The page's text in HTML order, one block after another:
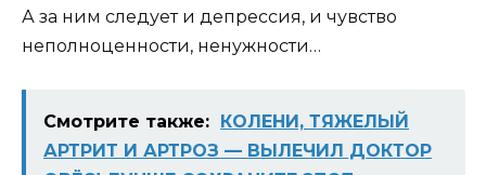
А за ним следует и депрессия, и чувство
неполноценности, ненужности…
Смотрите также:
КОЛЕНИ, ТЯЖЕЛЫЙ
АРТРИТ И АРТРОЗ — ВЫЛЕЧИЛ ДОКТОР